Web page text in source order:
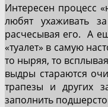
Интересен процесс
любят ухаживать
расчесывая его. А
«туалет» в самую
то ныряя, то
выдры стараются
трапезы и других
заполнить